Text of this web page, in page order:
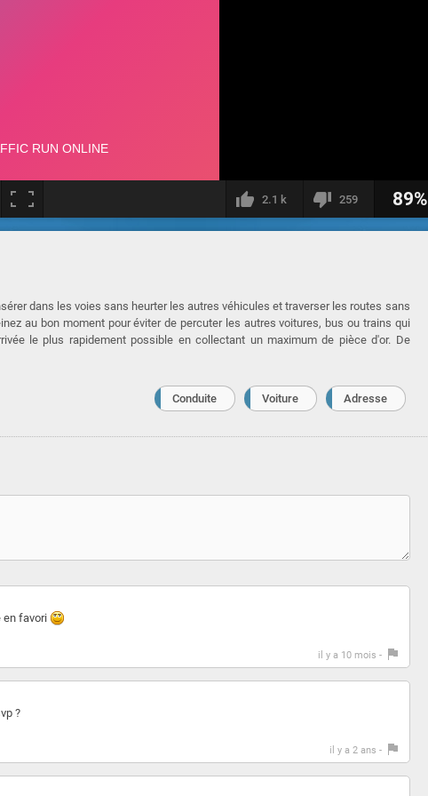
2.1 k 259 89%
dans les voies sans heurter les autres véhicules et traverser les routes sans
au bon moment pour éviter de percuter les autres voitures, bus ou trains qui
le plus rapidement possible en collectant un maximum de pièce d'or. De
Conduite Voiture Adresse
en favori
il y a 10 mois -
?
il y a 2 ans -